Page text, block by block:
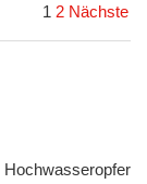
1 2 Nächste